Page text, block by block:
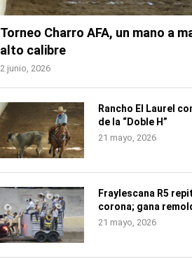
Torneo Charro AFA, un mano a
alto calibre
2 junio, 2026
Rancho El Laurel
de la “Doble H”
21 mayo, 2026
Fraylescana R5
corona; gana
21 mayo, 2026